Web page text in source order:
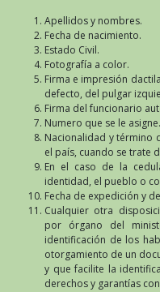
Apellidos y nombres.
Fecha de nacimiento.
Estado Civil.
Fotografía a color.
Firma e impresión
defecto, del pulgar
Firma del funcionario
Numero que se le asigne.
Nacionalidad y término
el país, cuando se trate
En el caso de la
identidad, el pueblo o
Fecha de expedición y
Cualquier otra
por órgano del
identificación de los
otorgamiento de un
y que facilite la
derechos y garantías